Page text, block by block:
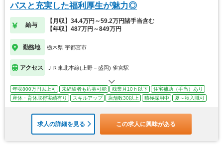
パスと充実した福利厚生が魅力◎
給与
【月収】34.4万円～59.2万円諸手当含む
【年収】487万円～849万円
勤務地 栃木県 宇都宮市
アクセス ＪＲ東北本線(上野－盛岡) 雀宮駅
年収800万円以上可 未経験者も応募可能 残業月10ｈ以下
住宅補助（手当）あり
産休・育休取得実績有り
スキルアップ 店舗数30以上 積極採用中 夏～秋入職可
求人の詳細を見る この求人に興味がある